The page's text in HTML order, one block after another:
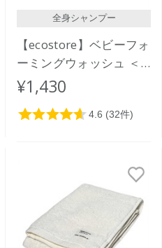
全身シャンプー
【ecostore】ベビーフォ
ーミングウォッシュ ＜
全身泡シャンプー＞
250mL
¥1,430